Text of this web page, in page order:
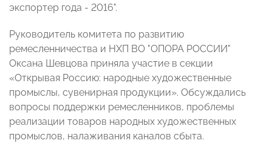
экспортер года - 2016".
Руководитель комитета по развитию
ремесленничества и НХП ВО "ОПОРА РОССИИ"
Оксана Шевцова приняла участие в секции
«Открывая Россию: народные художественные
промыслы, сувенирная продукции». Обсуждались
вопросы поддержки ремесленников, проблемы
реализации товаров народных художественных
промыслов, налаживания каналов сбыта.